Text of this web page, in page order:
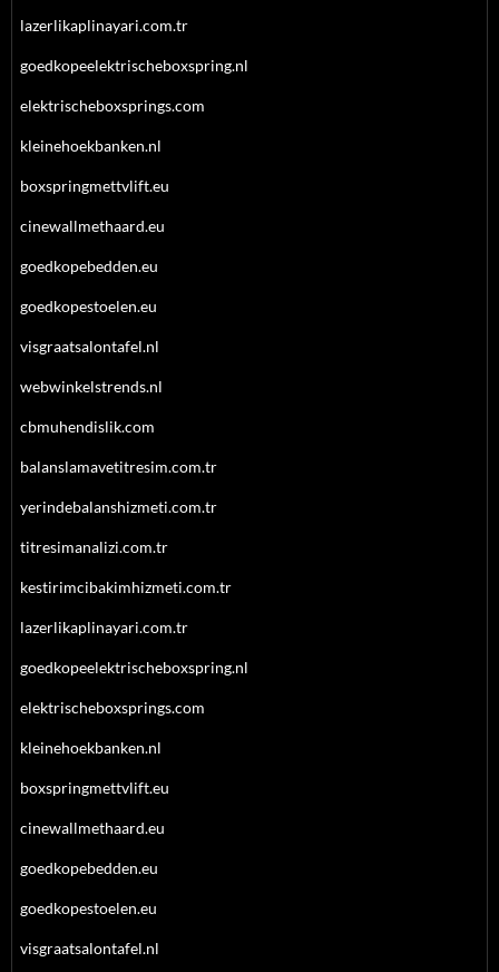
lazerlikaplinayari.com.tr
goedkopeelektrischeboxspring.nl
elektrischeboxsprings.com
kleinehoekbanken.nl
boxspringmettvlift.eu
cinewallmethaard.eu
goedkopebedden.eu
goedkopestoelen.eu
visgraatsalontafel.nl
webwinkelstrends.nl
cbmuhendislik.com
balanslamavetitresim.com.tr
yerindebalanshizmeti.com.tr
titresimanalizi.com.tr
kestirimcibakimhizmeti.com.tr
lazerlikaplinayari.com.tr
goedkopeelektrischeboxspring.nl
elektrischeboxsprings.com
kleinehoekbanken.nl
boxspringmettvlift.eu
cinewallmethaard.eu
goedkopebedden.eu
goedkopestoelen.eu
visgraatsalontafel.nl